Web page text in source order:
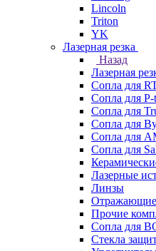
Lincoln
Triton
YK
Лазерная резка
Назад
Лазерная
Сопла для
Сопла для P-
Сопла для
Сопла для
Сопла для
Сопла для
Лазерные
Линзы
Отражающие
Прочие
Сопла для
Стекла